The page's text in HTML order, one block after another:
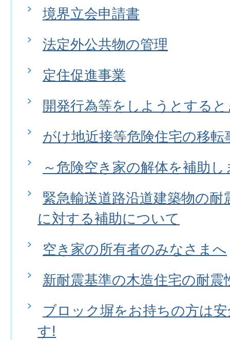
境界立会申請書
法定外公共物の管理
定住促進事業
開発行為等をしようとする
がけ地近接等危険住宅の移転
～危険空き家の解体を補助し
緊急輸送道路沿道建築物の耐
に対する補助について
空き家の所有者のみなさまへ
新耐震基準の木造住宅の耐
ブロック塀をお持ちの方は
す!